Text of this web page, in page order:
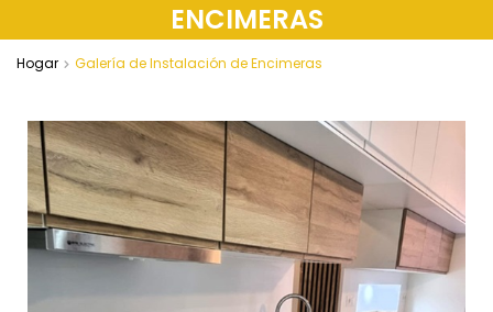
ENCIMERAS
Hogar Galería de Instalación de Encimeras